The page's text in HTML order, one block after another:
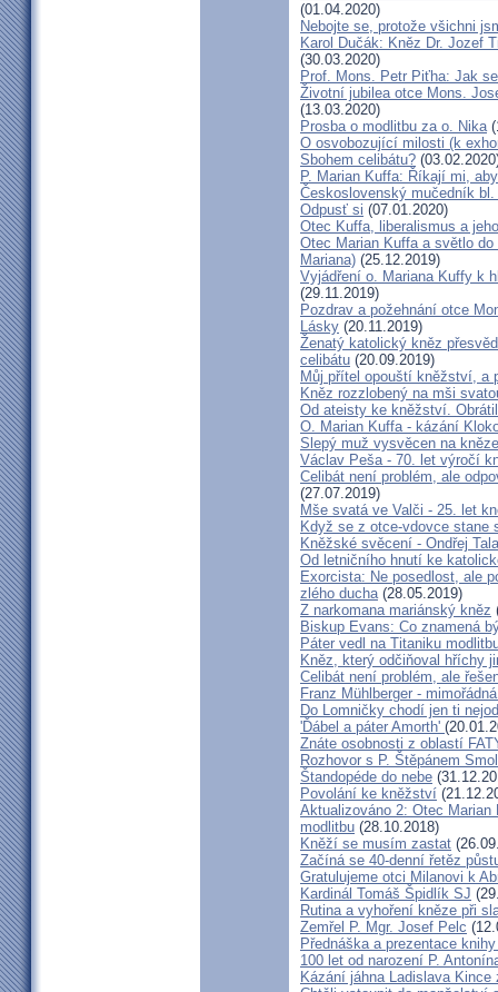
(01.04.2020)
Nebojte se, protože všichni
Karol Dučák: Kněz Dr. Jozef
(30.03.2020)
Prof. Mons. Petr Piťha: Jak
Životní jubilea otce Mons.
(13.03.2020)
Prosba o modlitbu za o. Nika
O osvobozující milosti (k
Sbohem celibátu?
P. Marian Kuffa: Říkají mi,
Československý mučedník
Odpusť si (07.01.2020)
Otec Kuffa, liberalismus a
Otec Marian Kuffa a světlo
Mariana) (25.12.2019)
Vyjádření o. Mariana Kuffy k
(29.11.2019)
Pozdrav a požehnání otce
Lásky (20.11.2019)
Ženatý katolický kněz
celibátu (20.09.2019)
Můj přítel opouští kněžství, a
Kněz rozzlobený na mši
Od ateisty ke kněžství.
O. Marian Kuffa - kázání
Slepý muž vysvěcen na kněze
Václav Peša - 70. let výročí
Celibát není problém, ale
(27.07.2019)
Mše svatá ve Valči - 25. let
Když se z otce-vdovce stane
Kněžské svěcení - Ondřej
Od letničního hnutí ke
Exorcista: Ne posedlost, ale
zlého ducha(28.05.2019)
Z narkomana mariánský kněz
Biskup Evans: Co znamená
Páter vedl na Titaniku
Kněz, který odčiňoval hříchy
Celibát není problém, ale
Franz Mühlberger -
Do Lomničky chodí jen ti
'Ďábel a páter Amorth'
Znáte osobnosti z oblastí
Rozhovor s P. Štěpánem
Štandopéde do nebe
Povolání ke kněžství
Aktualizováno 2: Otec
modlitbu (28.10.2018)
Kněží se musím zastat
Začíná se 40-denní řetěz
Gratulujeme otci Milanovi k
Kardinál Tomáš Špidlík SJ
Rutina a vyhoření kněze při
Zemřel P. Mgr. Josef Pelc
Přednáška a prezentace
100 let od narození P.
Kázání jáhna Ladislava